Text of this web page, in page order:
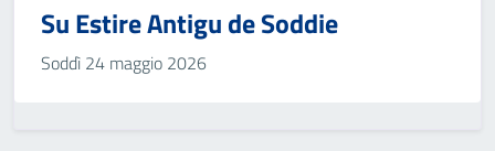
Su Estire Antigu de Soddie
Soddì 24 maggio 2026